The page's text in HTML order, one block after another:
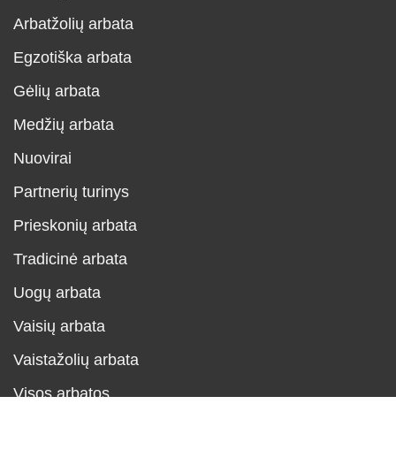
Arbatžolių arbata
Egzotiška arbata
Gėlių arbata
Medžių arbata
Nuovirai
Partnerių turinys
Prieskonių arbata
Tradicinė arbata
Uogų arbata
Vaisių arbata
Vaistažolių arbata
Visos arbatos